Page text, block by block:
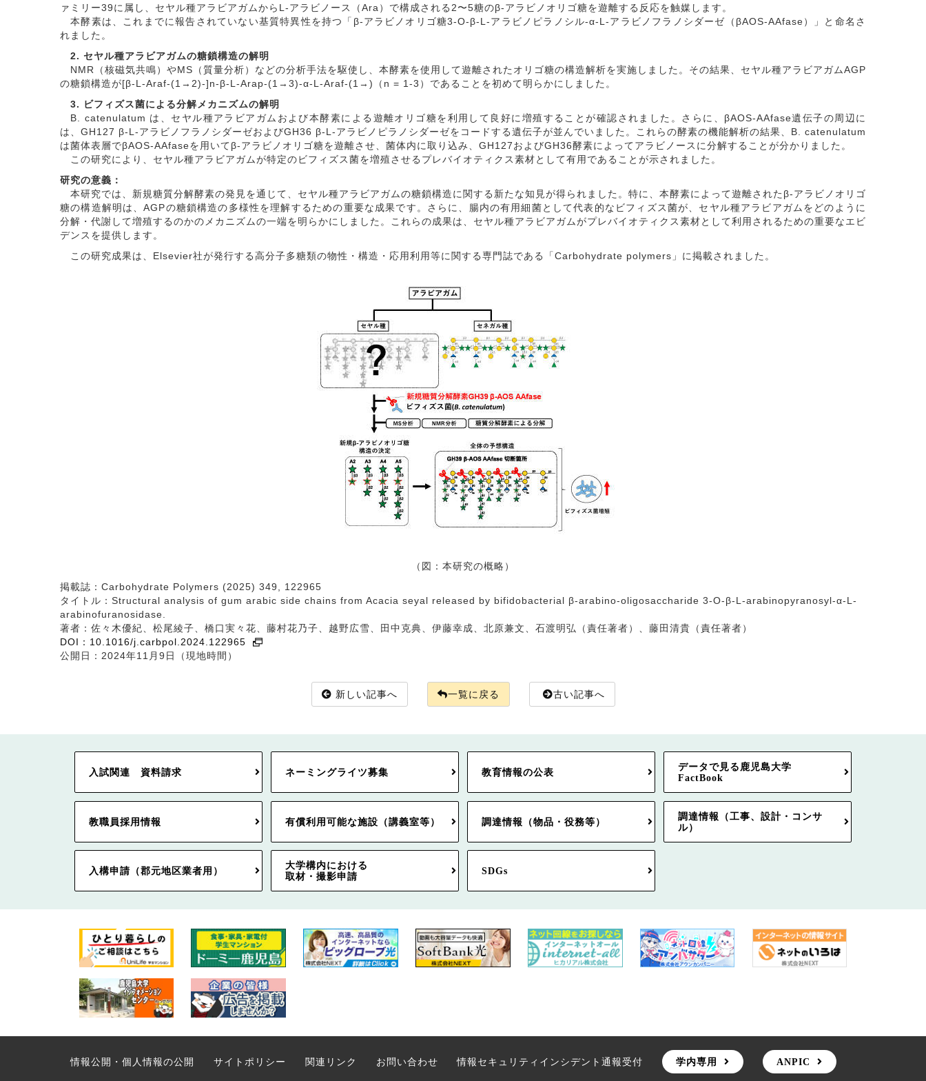
ァミリー39に属し、セヤル種アラビアガムからL-アラビノース（Ara）で構成される2〜5糖のβ-アラビノオリゴ糖を遊離する反応を触媒します。
本酵素は、これまでに報告されていない基質特異性を持つ「β-アラビノオリゴ糖3-O-β-L-アラビノピラノシル-α-L-アラビノフラノシダーゼ（βAOS-AAfase）」と命名さ
れました。
2. セヤル種アラビアガムの糖鎖構造の解明
NMR（核磁気共鳴）やMS（質量分析）などの分析手法を駆使し、本酵素を使用して遊離されたオリゴ糖の構造解析を実施しました。その結果、セヤル種アラビアガムAGP
の糖鎖構造が[β-L-Araf-(1→2)-]n-β-L-Arap-(1→3)-α-L-Araf-(1→)（n = 1-3）であることを初めて明らかにしました。
3. ビフィズス菌による分解メカニズムの解明
B. catenulatum は、セヤル種アラビアガムおよび本酵素による遊離オリゴ糖を利用して良好に増殖することが確認されました。さらに、βAOS-AAfase遺伝子の周辺に
は、GH127 β-L-アラビノフラノシダーゼおよびGH36 β-L-アラビノピラノシダーゼをコードする遺伝子が並んでいました。これらの酵素の機能解析の結果、B. catenulatum
は菌体表層でβAOS-AAfaseを用いてβ-アラビノオリゴ糖を遊離させ、菌体内に取り込み、GH127およびGH36酵素によってアラビノースに分解することが分かりました。
この研究により、セヤル種アラビアガムが特定のビフィズス菌を増殖させるプレバイオティクス素材として有用であることが示されました。
研究の意義：
本研究では、新規糖質分解酵素の発見を通じて、セヤル種アラビアガムの糖鎖構造に関する新たな知見が得られました。特に、本酵素によって遊離されたβ-アラビノオリゴ
糖の構造解明は、AGPの糖鎖構造の多様性を理解するための重要な成果です。さらに、腸内の有用細菌として代表的なビフィズス菌が、セヤル種アラビアガムをどのように
分解・代謝して増殖するのかのメカニズムの一端を明らかにしました。これらの成果は、セヤル種アラビアガムがプレバイオティクス素材として利用されるための重要なエビ
デンスを提供します。
この研究成果は、Elsevier社が発行する高分子多糖類の物性・構造・応用利用等に関する専門誌である「Carbohydrate polymers」に掲載されました。
（図：本研究の概略）
掲載誌：Carbohydrate Polymers (2025) 349, 122965
タイトル：Structural analysis of gum arabic side chains from Acacia seyal released by bifidobacterial β-arabino-oligosaccharide 3-O-β-L-arabinopyranosyl-α-L-
arabinofuranosidase.
著者：佐々木優紀、松尾綾子、橋口実々花、藤村花乃子、越野広雪、田中克典、伊藤幸成、北原兼文、石渡明弘（責任著者）、藤田清貴（責任著者）
DOI：10.1016/j.carbpol.2024.122965
公開日：2024年11月9日（現地時間）
新しい記事へ 一覧に戻る 古い記事へ
入試関連 資料請求 ネーミングライツ募集 教育情報の公表
データで見る鹿児島大学
FactBook
教職員採用情報 有償利用可能な施設（講義室等） 調達情報（物品・役務等）
調達情報（工事、設計・コンサ
ル）
入構申請（郡元地区業者用）
大学構内における
取材・撮影申請
SDGs
情報公開・個人情報の公開 サイトポリシー 関連リンク お問い合わせ 情報セキュリティインシデント通報受付 学内専用 ANPIC